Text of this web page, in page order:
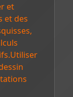
et
et des